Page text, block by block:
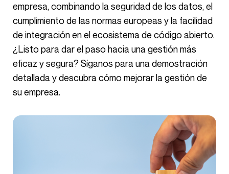
empresa, combinando la seguridad de los datos, el
cumplimiento de las normas europeas y la facilidad
de integración en el ecosistema de código abierto.
¿Listo para dar el paso hacia una gestión más
eficaz y segura? Síganos para una demostración
detallada y descubra cómo mejorar la gestión de
su empresa.